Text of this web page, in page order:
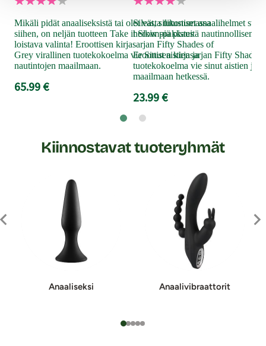
Mikäli pidät anaaliseksistä tai olet vasta tutustumassa
siihen, on neljän tuotteen Take it Slow -pakkaus
loistava valinta! Eroottisen kirjasarjan Fifty Shades of
Grey virallinen tuotekokoelma vie Sinut aistien ja
nautintojen maailmaan.
65.99 €
Sileät, silikoniset anaalihelmet
herkimpiä pisteitä
Eroottisen kirjasarjan Fifty
tuotekokoelma vie sinut aistien ja
maailmaan hetkessä.
23.99 €
Kiinnostavat tuoteryhmät
Anaaliseksi Anaali­vi­braat­to­rit